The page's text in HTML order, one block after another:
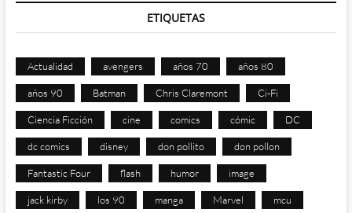
ETIQUETAS
Actualidad avengers años 70 años 80
años 90 Batman Chris Claremont Ci-Fi
Ciencia Ficción cine comics cómic DC
dc comics disney don pollito don pollon
Fantastic Four flash humor image
jack kirby los 90 manga Marvel mcu